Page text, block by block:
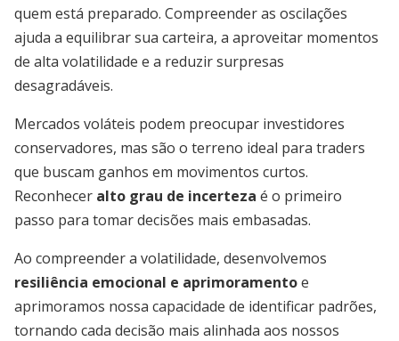
quem está preparado. Compreender as oscilações
ajuda a equilibrar sua carteira, a aproveitar momentos
de alta volatilidade e a reduzir surpresas
desagradáveis.
Mercados voláteis podem preocupar investidores
conservadores, mas são o terreno ideal para traders
que buscam ganhos em movimentos curtos.
Reconhecer alto grau de incerteza é o primeiro
passo para tomar decisões mais embasadas.
Ao compreender a volatilidade, desenvolvemos
resiliência emocional e aprimoramentoe
aprimoramos nossa capacidade de identificar padrões,
tornando cada decisão mais alinhada aos nossos